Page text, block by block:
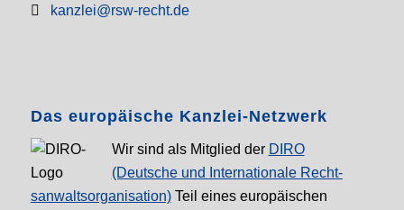
kanzlei@rsw-recht.de
Das europäische Kanzlei-Netzwerk
Wir sind als Mitglied der DIRO
(Deutsche und Internationale Recht­
sanwalt­sorganisation)Teil eines europäischen